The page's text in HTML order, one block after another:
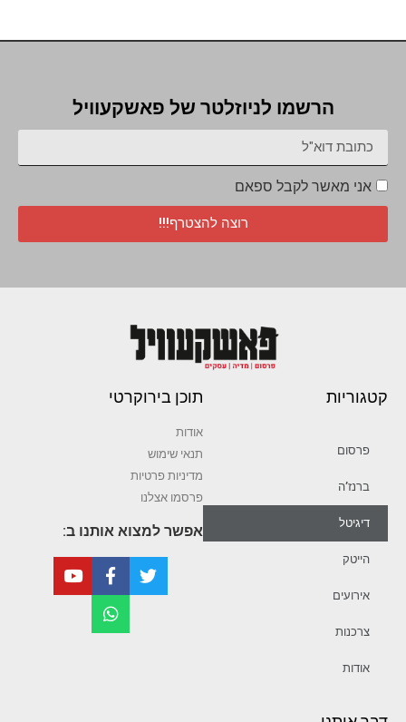
הרשמו לניוזלטר של פאשקעוויל
אני מאשר לקבל ספאם
רוצה להצטרף!!!
קטגוריות
פרסום
ברנז’ה
דיגיטל
הייטק
אירועים
צרכנות
אודות
תוכן בירוקרטי
אודות
תנאי שימוש
מדיניות פרטיות
פרסמו אצלנו
אפשר למצוא אותנו ב: